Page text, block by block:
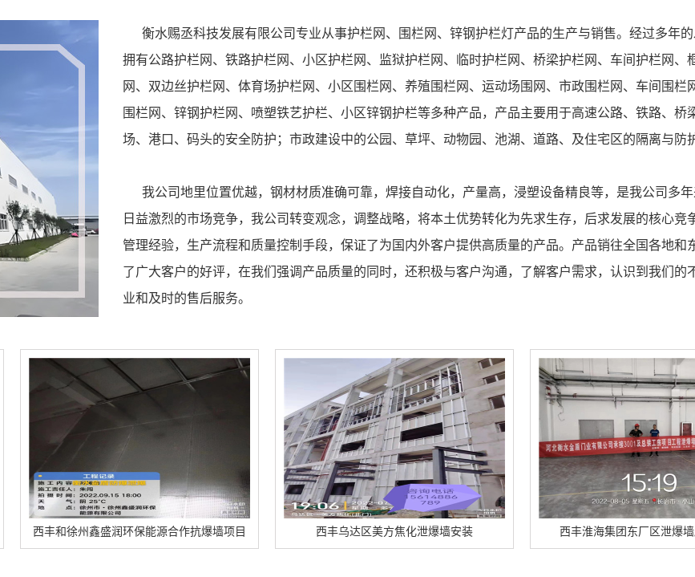
衡水赐丞科技发展有限公司专业从事护栏网、围栏网、锌钢护栏灯产品的生产与销售。经过多年
拥有公路护栏网、铁路护栏网、小区护栏网、监狱护栏网、临时护栏网、桥梁护栏网、车间护栏网、
网、双边丝护栏网、体育场护栏网、小区围栏网、养殖围栏网、运动场围网、市政围栏网、车间围栏
围栏网、锌钢护栏网、喷塑铁艺护栏、小区锌钢护栏等多种产品，产品主要用于高速公路、铁路、桥
场、港口、码头的安全防护；市政建设中的公园、草坪、动物园、池湖、道路、及住宅区的隔离与防
我公司地里位置优越，钢材材质准确可靠，焊接自动化，产量高，浸塑设备精良等，是我公司多
日益激烈的市场竞争，我公司转变观念，调整战略，将本土优势转化为先求生存，后求发展的核心竞
管理经验，生产流程和质量控制手段，保证了为国内外客户提供高质量的产品。产品销往全国各地和
了广大客户的好评，在我们强调产品质量的同时，还积极与客户沟通，了解客户需求，认识到我们的
业和及时的售后服务。
润环保能源合作抗爆墙项目 西丰乌达区美方焦化泄爆墙安装 西丰淮海集团东厂区泄爆墙顺利竣工